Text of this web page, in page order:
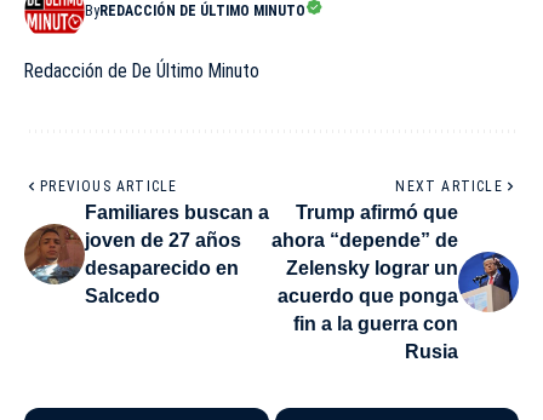
ByREDACCIÓN DE ÚLTIMO MINUTO
Redacción de De Último Minuto
PREVIOUS ARTICLE
Familiares buscan a
joven de 27 años
desaparecido en
Salcedo
NEXT ARTICLE
Trump afirmó que
ahora “depende” de
Zelensky lograr un
acuerdo que ponga
fin a la guerra con
Rusia